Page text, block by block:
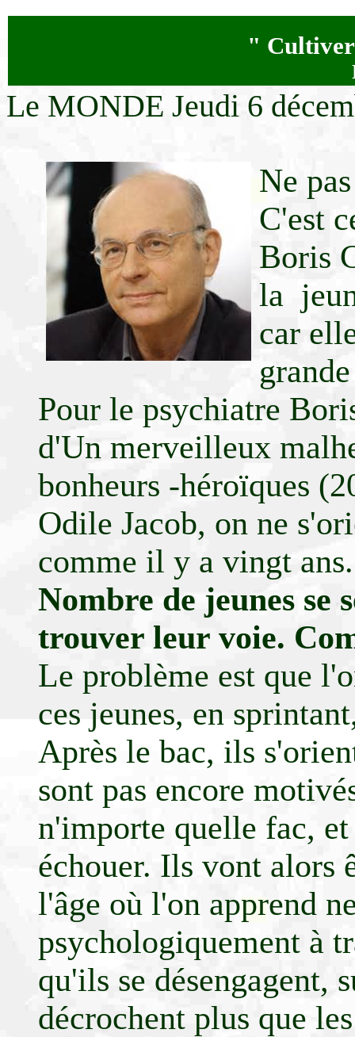
"
Le MONDE Jeudi 6
Ne
C'est
Boris
la
car
Pour le psychiatre
d'Un merveilleux
bonheurs -héroïques
Odile Jacob, on ne
comme il y a vingt ans.
Nombre de jeunes se
trouver leur voie.
Le problème est que
ces jeunes, en
Après le bac, ils
sont pas encore
n'importe quelle fac,
échouer. Ils vont alors
l'âge où l'on apprend
psychologiquement à
qu'ils se désengagent,
décrochent plus que